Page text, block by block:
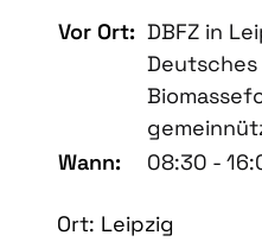
Vor Ort: DBFZ in
Deutsches
Wann:
08:30 -
Ort: Leipzig